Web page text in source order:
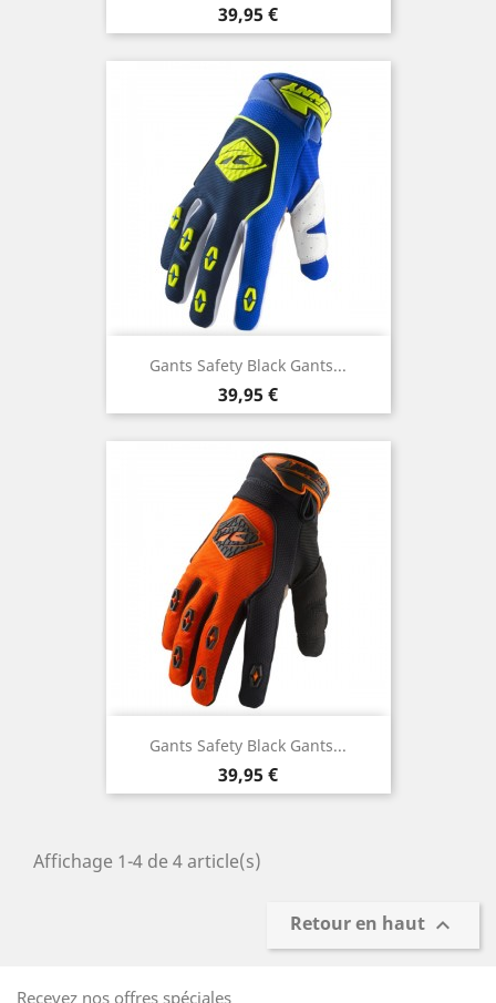
Prix
39,95 €
Gants Safety Black Gants...
Prix
39,95 €
Gants Safety Black Gants...
Prix
39,95 €
Affichage 1-4 de 4 article(s)
Retour en haut 
Recevez nos offres spéciales